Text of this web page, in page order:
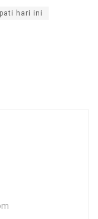
pati hari ini